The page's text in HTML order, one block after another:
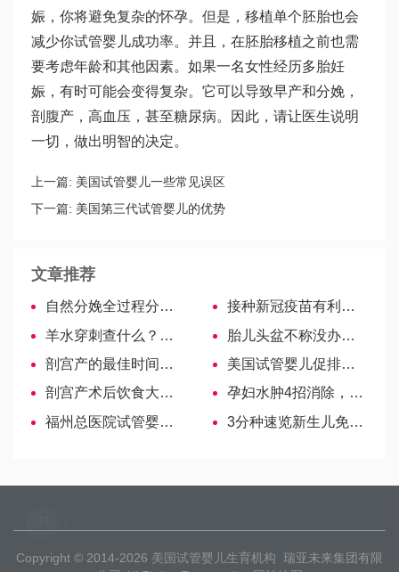
娠，你将避免复杂的怀孕。但是，移植单个胚胎也会
减少你试管婴儿成功率。并且，在胚胎移植之前也需
要考虑年龄和其他因素。如果一名女性经历多胎妊
娠，有时可能会变得复杂。它可以导致早产和分娩，
剖腹产，高血压，甚至糖尿病。因此，请让医生说明
一切，做出明智的决定。
上一篇: 美国试管婴儿一些常见误区
下一篇: 美国第三代试管婴儿的优势
文章推荐
自然分娩全过程分步解读
接种新冠疫苗有利有弊，这些好处和坏处必先搞清楚
羊水穿刺查什么？染色体、畸形……
胎儿头盆不称没办法治疗？临床常用处理措施送给准妈妈们
剖宫产的最佳时间揭秘，二胎常常要提前！宝妈需知
美国试管婴儿促排会不会导致卵子提前用完？
剖宫产术后饮食大科普，我来告诉你吃什么好！
孕妇水肿4招消除，饮食、运动均必不可少-吉尔吉斯斯坦试管婴儿
福州总医院试管婴儿医生名单，2022助孕成功率高的大夫参考
3分种速览新生儿免敏奶粉，十大品牌可供选择
Copyright © 2014-2026 美国试管婴儿生育机构 瑞亚未来集团有限